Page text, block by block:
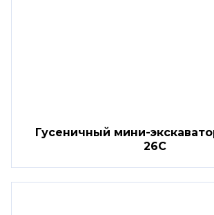
Гусеничный мини-
26C